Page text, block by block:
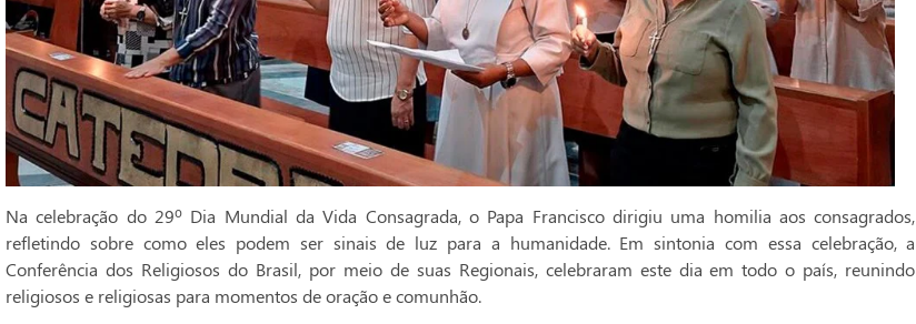
Na celebração do 29º Dia Mundial da Vida Consagrada, o Papa Francisco dirigiu uma homilia aos consagrados,
refletindo sobre como eles podem ser sinais de luz para a humanidade. Em sintonia com essa celebração, a
Conferência dos Religiosos do Brasil, por meio de suas Regionais, celebraram este dia em todo o país, reunindo
religiosos e religiosas para momentos de oração e comunhão.